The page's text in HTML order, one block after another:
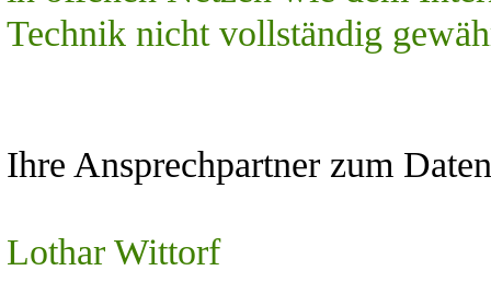
Technik nicht vollständig
Ihre Ansprechpartner zum
Lothar Wittorf